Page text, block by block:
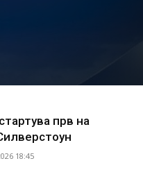
прв на
18:45